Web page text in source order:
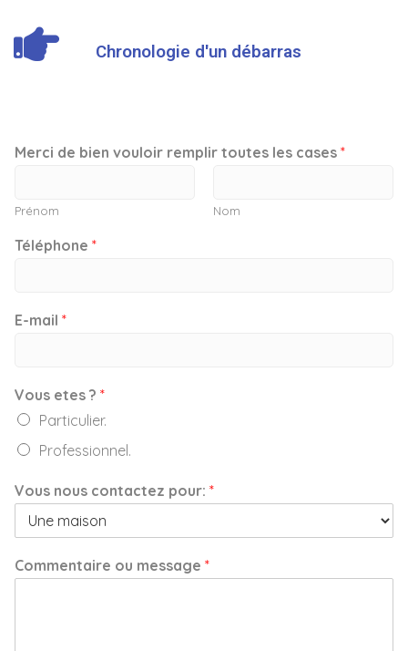
Chronologie d'un débarras
Merci de bien vouloir remplir toutes les cases *
Prénom Nom
Téléphone *
E-mail *
Vous etes ? *
Particulier.
Professionnel.
Vous nous contactez pour: *
Commentaire ou message *